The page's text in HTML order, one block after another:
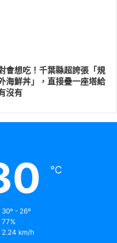
會想吃！千葉縣超誇張「規
海鮮丼」，直接疊一座塔給
沒有
℃
30º - 26º
77%
2.24 km/h